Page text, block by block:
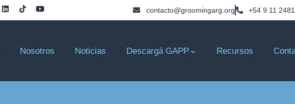
contacto@groomingarg.org +54 9 11
Nosotros Noticias Descargá GAPP Recursos